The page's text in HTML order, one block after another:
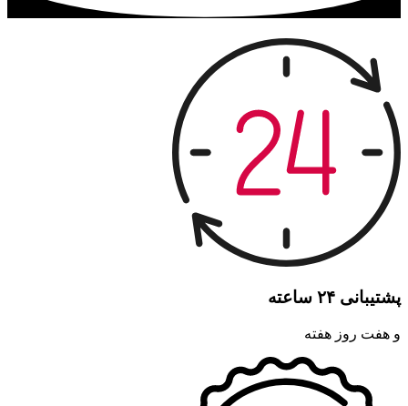
پشتیبانی ۲۴ ساعته
و هفت روز هفته